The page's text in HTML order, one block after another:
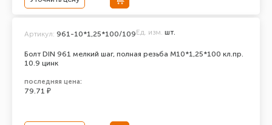
Болт DIN 961 мелкий шаг, полная резьба M10*1,25*100 кл.пр.
10.9 цинк
Артикул: 961-10*1,25*100/109Ед. изм. шт.
последняя цена:
79.71 ₽